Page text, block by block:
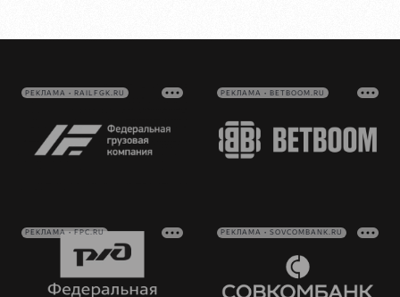
РЕКЛАМА • RAILFGK.RU РЕКЛАМА • BETBOOM.RU
РЕКЛАМА • FPC.RU РЕКЛАМА • SOVCOMBANK.RU